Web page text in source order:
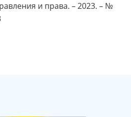
и права. – 2023. – №